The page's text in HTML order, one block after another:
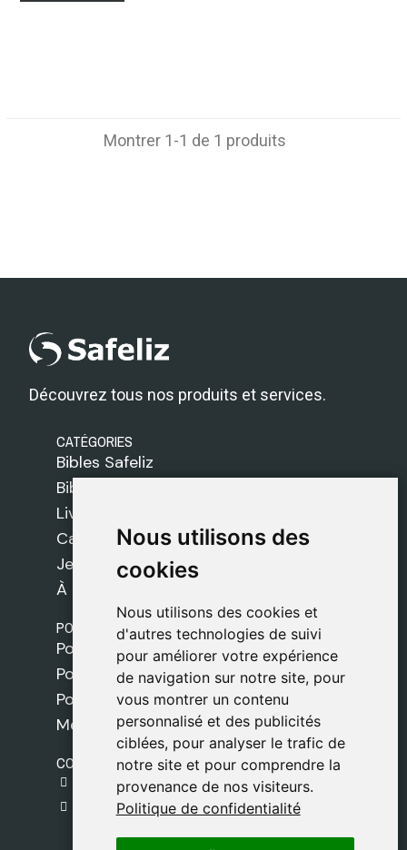
Nous utilisons des
cookies
Nous utilisons des cookies et
d'autres technologies de suivi
pour améliorer votre expérience
de navigation sur notre site, pour
vous montrer un contenu
personnalisé et des publicités
ciblées, pour analyser le trafic de
notre site et pour comprendre la
provenance de nos visiteurs.
Politique de confidentialité
Nous utilisons des
cookies
Nous utilisons des cookies et
d'autres technologies de suivi
pour améliorer votre expérience
de navigation sur notre site, pour
vous montrer un contenu
personnalisé et des publicités
ciblées, pour analyser le trafic de
notre site et pour comprendre la
provenance de nos visiteurs.
Politique de confidentialité
Montrer 1-1 de 1 produits
Découvrez tous nos produits et services.
CATÉGORIES
Bibles Safeliz
Bibles
Livres
Cadeaux
Jeux
À propos de nous
POLITIQUES
Politique de livraison
Politique de cookies
Politique de confidentialité
Mentions légales
CONTACT
gestion@safeliz.com
C. del Pradillo, 6, 28770 Colmenar Viejo,